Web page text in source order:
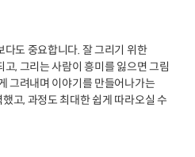
도 중요합니다. 잘 그리기 위한
, 그리는 사람이 흥미를 잃으면 그림
그려내며 이야기를 만들어나가는
고, 과정도 최대한 쉽게 따라오실 수